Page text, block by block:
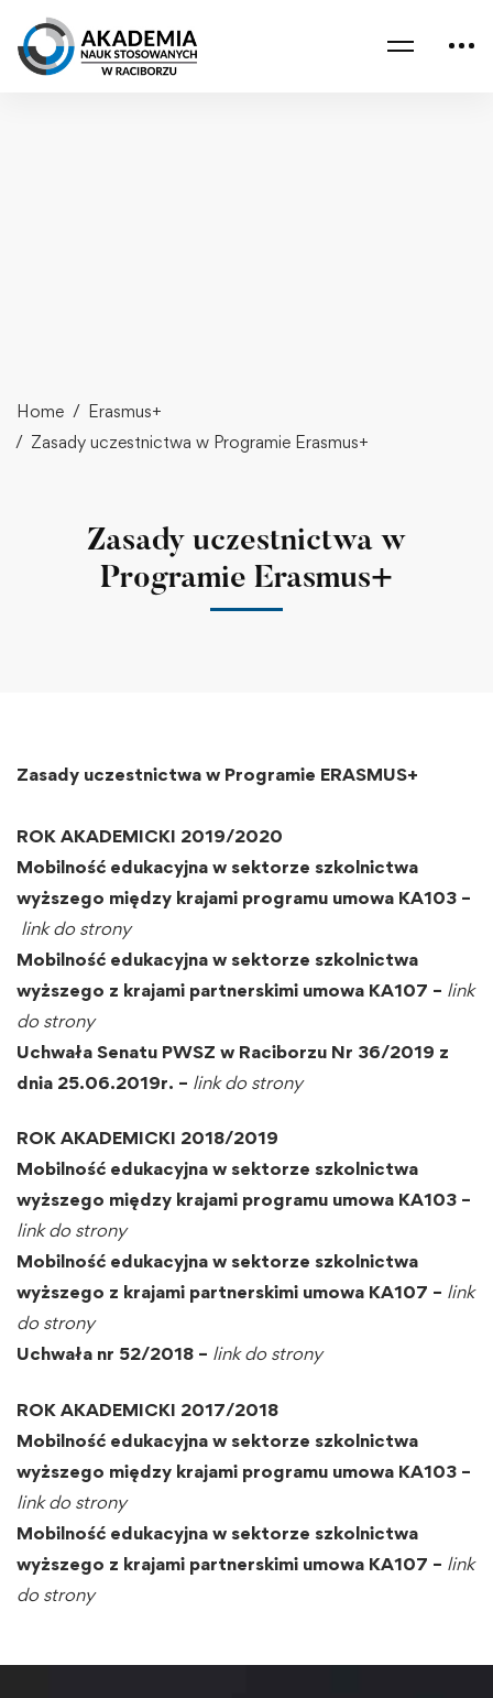
Home
Erasmus+
Zasady uczestnictwa w Programie Erasmus+
Zasady uczestnictwa w
Programie Erasmus+
Zasady uczestnictwa w Programie ERASMUS+
ROK AKADEMICKI 2019/2020
Mobilność edukacyjna w sektorze szkolnictwa
wyższego między krajami programu umowa KA103 –
link do strony
Mobilność edukacyjna w sektorze szkolnictwa
wyższego z krajami partnerskimi umowa KA107 – link
do strony
Uchwała Senatu PWSZ w Raciborzu Nr 36/2019 z
dnia 25.06.2019r. – link do strony
ROK AKADEMICKI 2018/2019
Mobilność edukacyjna w sektorze szkolnictwa
wyższego między krajami programu umowa KA103 –
link do strony
Mobilność edukacyjna w sektorze szkolnictwa
wyższego z krajami partnerskimi umowa KA107 – link
do strony
Uchwała nr 52/2018 – link do strony
ROK AKADEMICKI 2017/2018
Mobilność edukacyjna w sektorze szkolnictwa
wyższego między krajami programu umowa KA103 –
link do strony
Mobilność edukacyjna w sektorze szkolnictwa
wyższego z krajami partnerskimi umowa KA107 – link
do strony